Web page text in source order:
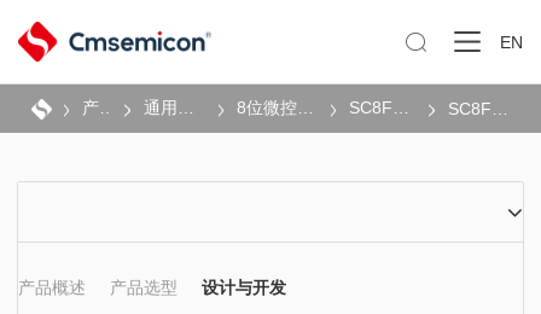
 EN
产品概述 产品选型 设计与开发